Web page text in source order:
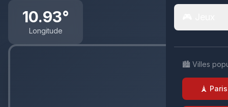
🏙️ Villes
🗼 Paris
10.93°
Longitude